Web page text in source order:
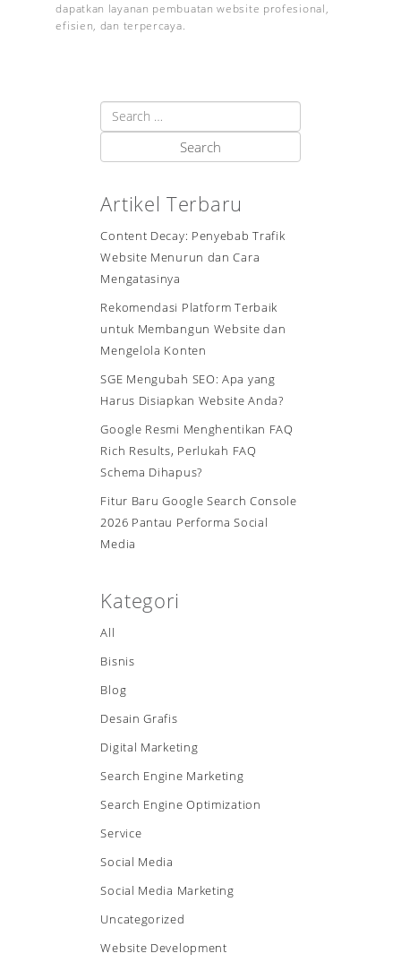
dapatkan layanan pembuatan website profesional,
efisien, dan terpercaya.
Artikel Terbaru
Content Decay: Penyebab Trafik
Website Menurun dan Cara
Mengatasinya
Rekomendasi Platform Terbaik
untuk Membangun Website dan
Mengelola Konten
SGE Mengubah SEO: Apa yang
Harus Disiapkan Website Anda?
Google Resmi Menghentikan FAQ
Rich Results, Perlukah FAQ
Schema Dihapus?
Fitur Baru Google Search Console
2026 Pantau Performa Social
Media
Kategori
All
Bisnis
Blog
Desain Grafis
Digital Marketing
Search Engine Marketing
Search Engine Optimization
Service
Social Media
Social Media Marketing
Uncategorized
Website Development